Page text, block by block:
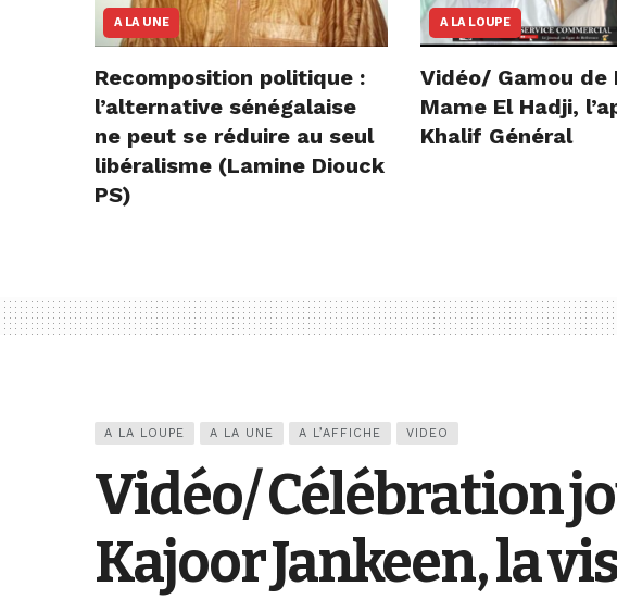
A LA UNE
Recomposition politique :
l’alternative sénégalaise
ne peut se réduire au seul
libéralisme (Lamine Diouck
PS)
A LA LOUPE
Vidéo/ Gamou de
Mame El Hadji,
Khalif Général
A LA LOUPE A LA UNE A L’AFFICHE VIDEO
Vidéo/ Célébration
Kajoor Jankeen, la